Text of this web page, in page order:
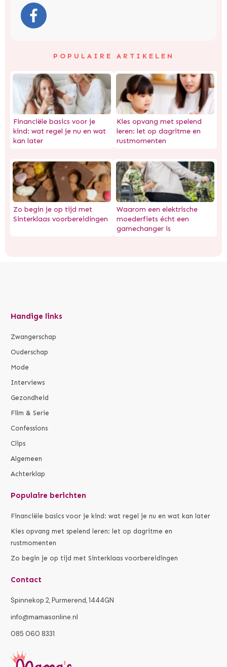
POPULAIRE ARTIKELEN
Financiële basics voor je
kind: wat regel je nu en wat
kan later
Kies opvang met spelend
leren: let op dagritme en
rustmomenten
Zo begin je op tijd met
Sinterklaas voorbereidingen
Waarom een elektrische
moederfiets écht een
gamechanger is
Handige links
Zwangerschap
Ouderschap
Mode
Interviews
Gezondheid
Film & Serie
Confessions
Clips
Algemeen
Achterklap
Populaire berichten
Financiële basics voor je kind: wat regel je nu en wat kan later
Kies opvang met spelend leren: let op dagritme en
rustmomenten
Zo begin je op tijd met Sinterklaas voorbereidingen
Contact
Spinnekop 2, Purmerend, 1444GN
info@mamasonline.nl
085 060 8331